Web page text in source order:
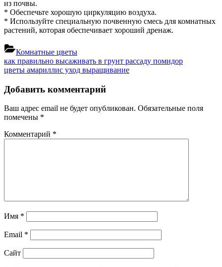
из почвы.
* Обеспечьте хорошую циркуляцию воздуха.
* Используйте специальную почвенную смесь для комнатных
растений, которая обеспечивает хороший дренаж.
Комнатные цветы
Навигация
по
записям
Previous
Post:
как правильно высаживать в грунт рассаду помидор
Next
цветы амариллис уход выращивание
Добавить комментарий
Ваш адрес email не будет опубликован. Обязательные поля
помечены *
Комментарий *
Имя *
Email *
Сайт